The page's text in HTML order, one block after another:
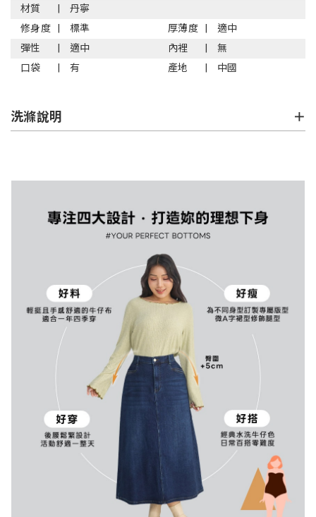
材質
丹寧
修身度
標準 厚薄度
適中
彈性
適中 內裡
無
口袋
有 產地 中國
洗滌說明